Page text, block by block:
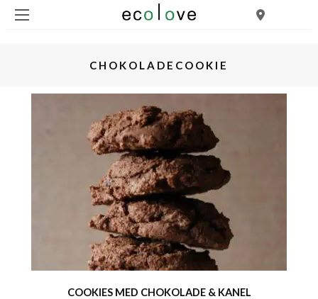
CHOKOLADECOOKIE
COOKIES MED CHOKOLADE & KANEL